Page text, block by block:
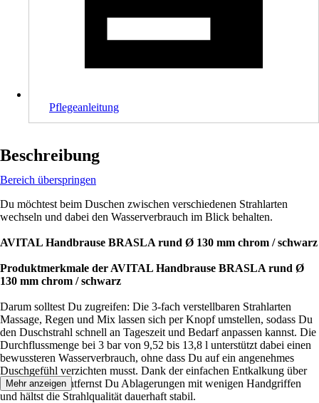
Pflegeanleitung
Beschreibung
Bereich überspringen
Du möchtest beim Duschen zwischen verschiedenen Strahlarten
wechseln und dabei den Wasserverbrauch im Blick behalten.
AVITAL Handbrause BRASLA rund Ø 130 mm chrom / schwarz
Produktmerkmale der AVITAL Handbrause BRASLA rund Ø
130 mm chrom / schwarz
Darum solltest Du zugreifen: Die 3-fach verstellbaren Strahlarten
Massage, Regen und Mix lassen sich per Knopf umstellen, sodass Du
den Duschstrahl schnell an Tageszeit und Bedarf anpassen kannst. Die
Durchflussmenge bei 3 bar von 9,52 bis 13,8 l unterstützt dabei einen
bewussteren Wasserverbrauch, ohne dass Du auf ein angenehmes
Duschgefühl verzichten musst. Dank der einfachen Entkalkung über
Gummidüsen entfernst Du Ablagerungen mit wenigen Handgriffen
und hältst die Strahlqualität dauerhaft stabil.
Mehr anzeigen